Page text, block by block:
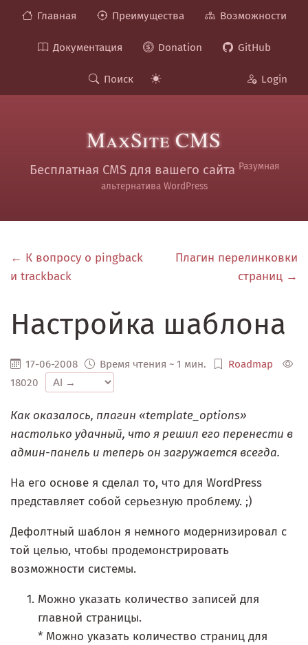
Главная Преимущества Возможности
Документация Donation GitHub
Поиск Login
MaxSite CMS
Бесплатная CMS для вашего сайта Разумная
альтернатива WordPress
← К вопросу о pingback
и trackback
Плагин перелинковки
страниц →
Настройка шаблона
17-06-2008 Время чтения ~ 1 мин.
Roadmap
18020
Как оказалось, плагин «template_options»
настолько удачный, что я решил его перенести в
админ-панель и теперь он загружается всегда.
На его основе я сделал то, что для WordPress
представляет собой серьезную проблему. ;)
Дефолтный шаблон я немного модернизировал с
той целью, чтобы продемонстрировать
возможности системы.
Можно указать количество записей для
главной страницы.
* Можно указать количество страниц для